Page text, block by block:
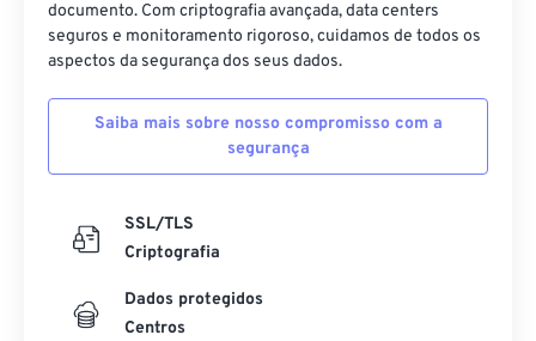
documento. Com criptografia avançada, data centers
seguros e monitoramento rigoroso, cuidamos de todos os
aspectos da segurança dos seus dados.
Saiba mais sobre nosso compromisso com a
segurança
SSL/TLS
Criptografia
Dados protegidos
Centros